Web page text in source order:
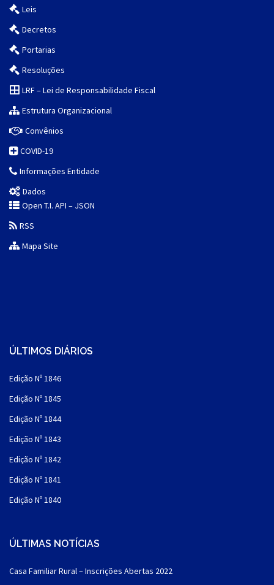
Leis
Decretos
Portarias
Resoluções
LRF – Lei de Responsabilidade Fiscal
Estrutura Organizacional
Convênios
COVID-19
Informações Entidade
Dados
Open T.I. API – JSON
RSS
Mapa Site
ÚLTIMOS DIÁRIOS
Edição Nº 1846
Edição Nº 1845
Edição Nº 1844
Edição Nº 1843
Edição Nº 1842
Edição Nº 1841
Edição Nº 1840
ÚLTIMAS NOTÍCIAS
Casa Familiar Rural – Inscrições Abertas 2022